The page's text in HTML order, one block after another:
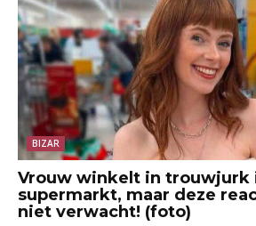
BIZAR
Vrouw winkelt in trouwjurk
supermarkt, maar deze
niet verwacht! (foto)